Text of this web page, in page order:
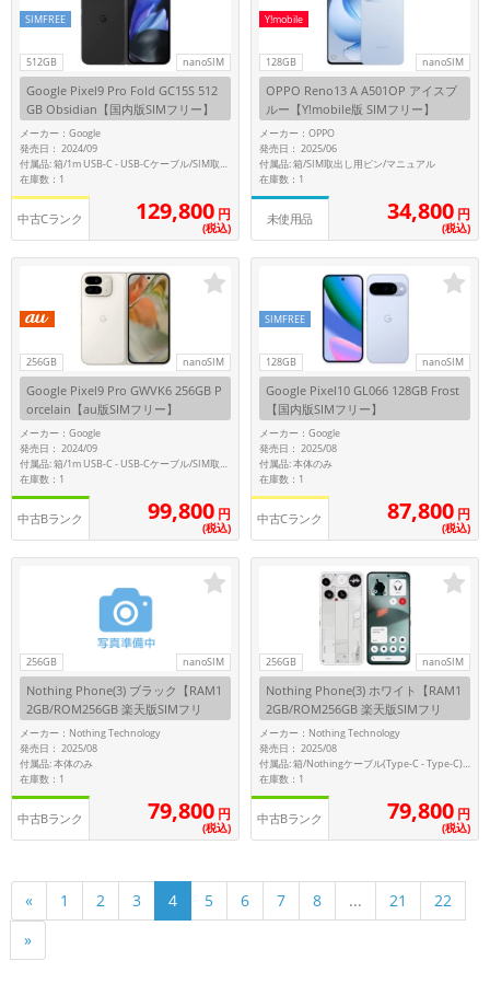
512GB nanoSIM
SIMFREE
Google Pixel9 Pro Fold GC15S 512
GB Obsidian【国内版SIMフリー】
メーカー：Google
発売日： 2024/09
付属品: 箱/1m USB-C - USB-Cケーブル/SIM取り出しツール/マニュアル
在庫数：1
中古Cランク 129,800 円
(税込)
128GB nanoSIM
Y!mobile
OPPO Reno13 A A501OP アイスブ
ルー【Y!mobile版 SIMフリー】
メーカー：OPPO
発売日： 2025/06
付属品: 箱/SIM取出し用ピン/マニュアル
在庫数：1
未使用品 34,800 円
(税込)
256GB nanoSIM
Google Pixel9 Pro GWVK6 256GB P
orcelain【au版SIMフリー】
メーカー：Google
発売日： 2024/09
付属品: 箱/1m USB-C - USB-Cケーブル/SIM取り出しツール/マニュアル
在庫数：1
中古Bランク 99,800 円
(税込)
128GB nanoSIM
SIMFREE
Google Pixel10 GL066 128GB Frost
【国内版SIMフリー】
メーカー：Google
発売日： 2025/08
付属品: 本体のみ
在庫数：1
中古Cランク 87,800 円
(税込)
256GB nanoSIM
Nothing Phone(3) ブラック【RAM1
2GB/ROM256GB 楽天版SIMフリ
ー】
メーカー：Nothing Technology
発売日： 2025/08
付属品: 本体のみ
在庫数：1
中古Bランク 79,800 円
(税込)
256GB nanoSIM
Nothing Phone(3) ホワイト【RAM1
2GB/ROM256GB 楽天版SIMフリ
ー】
メーカー：Nothing Technology
発売日： 2025/08
付属品: 箱/Nothingケーブル(Type-C - Type-C)/ケース/SIMトレイ取り出しツール/マニュアル
在庫数：1
中古Bランク 79,800 円
(税込)
« 1 2 3 4 5 6 7 8 ... 21 22
»